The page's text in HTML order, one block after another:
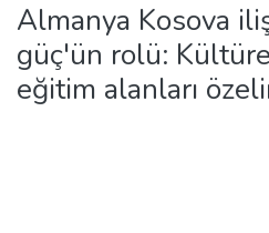
Almanya Kosova
güç'ün rolü:
eğitim alanları